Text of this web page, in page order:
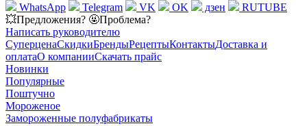
WhatsApp
Telegram VK OK дзен
RUTUBE
💥Предложения? 🤬Проблема?
Написать руководителю
СуперценаСкидкиБрендыРецептыКонтактыДоставка и
оплатаО компанииСкачать прайс
Новинки
Популярные
Поштучно
Мороженое
Замороженные полуфабрикаты